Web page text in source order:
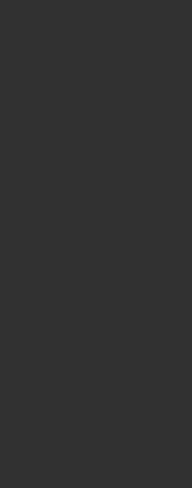
Petőfi alakja
erre is
mögé,
Lili
majd a Plié